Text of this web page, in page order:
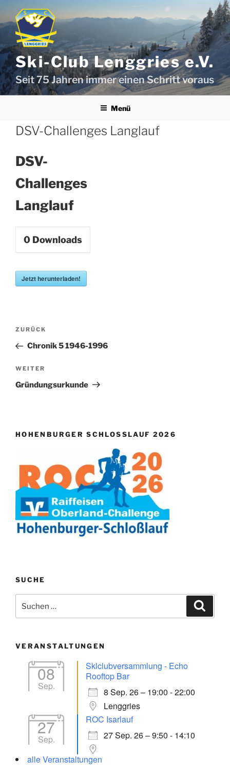
Inhalt
springen
Ski-Club Lenggries e.V.
Seit 75 Jahren immer einen Schritt voraus
Menü
DSV-Challenges Langlauf
DSV-
Challenges
Langlauf
0 Downloads
Jetzt herunterladen!
Beitragsnavigation
Vorheriger
Beitrag
ZURÜCK
Chronik 5 1946-1996
Nächster
Beitrag
WEITER
Gründungsurkunde
HOHENBURGER SCHLOSSLAUF 2026
SUCHE
nach:
VERANSTALTUNGEN
08
Sep.
Sklclubversammlung - Echo
Rooftop Bar
8 Sep. 26 – 19:00 - 22:00
Lenggries
27
Sep.
ROC Isarlauf
27 Sep. 26 – 9:50 - 14:10
alle Veranstaltungen